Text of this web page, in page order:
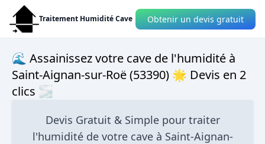
Traitement Humidité Cave Obtenir un devis gratuit
🌊 Assainissez votre cave de l'humidité à
Saint-Aignan-sur-Roë (53390) 🌟 Devis en 2
clics 🌫
Devis Gratuit & Simple pour traiter
l'humidité de votre cave à Saint-Aignan-